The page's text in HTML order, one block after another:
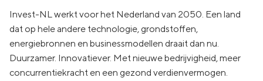
Invest-NL werkt voor het Nederland van 2050. Een land
dat op hele andere technologie, grondstoffen,
energiebronnen en businessmodellen draait dan nu.
Duurzamer. Innovatiever. Met nieuwe bedrijvigheid, meer
concurrentiekracht en een gezond verdienvermogen.